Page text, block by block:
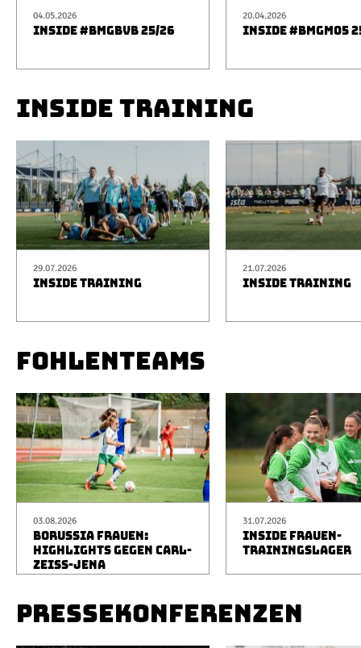
04.05.2026
INSIDE #BMGBVB 25/26
20.04.2026
INSIDE #BMGM05
INSIDE TRAINING
29.07.2026
INSIDE TRAINING
21.07.2026
INSIDE TRAINING
FOHLENTEAMS
03.08.2026
BORUSSIA FRAUEN:
HIGHLIGHTS GEGEN CARL-
ZEISS-JENA
31.07.2026
INSIDE FRAUEN-
TRAININGSLAGER
PRESSEKONFERENZEN